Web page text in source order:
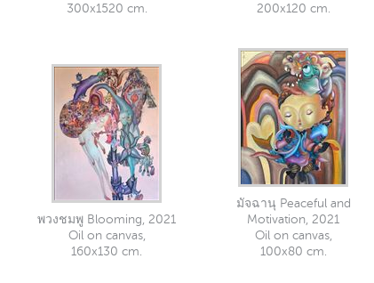
300x1520 cm.
200x120 cm.
พวงชมพู Blooming, 2021
Oil on canvas,
160x130 cm.
มัจฉานุ Peaceful and
Motivation, 2021
Oil on canvas,
100x80 cm.